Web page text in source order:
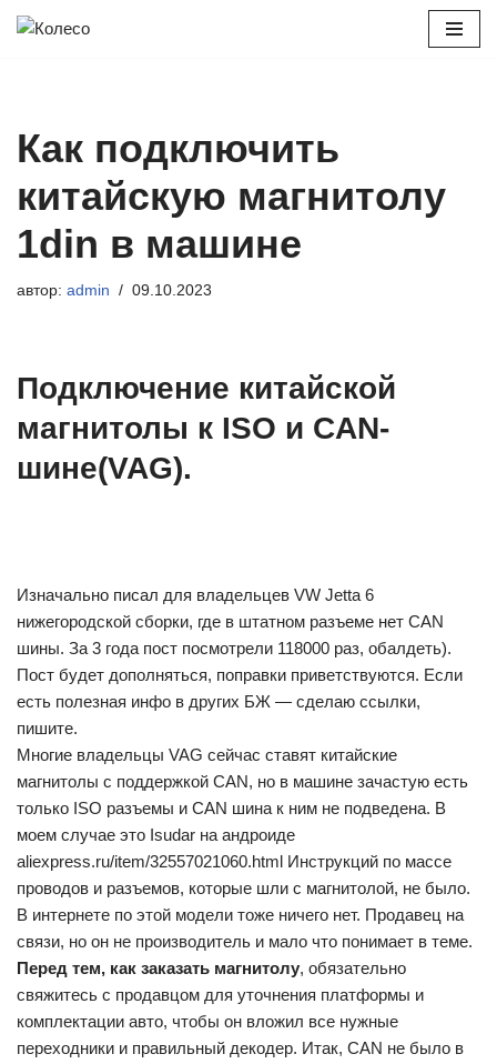
Как подключить
китайскую магнитолу
1din в машине
автор: admin 09.10.2023
Подключение китайской
магнитолы к ISO и CAN-
шине(VAG).
Изначально писал для владельцев VW Jetta 6
нижегородской сборки, где в штатном разъеме нет CAN
шины. За 3 года пост посмотрели 118000 раз, обалдеть).
Пост будет дополняться, поправки приветствуются. Если
есть полезная инфо в других БЖ — сделаю ссылки,
пишите.
Многие владельцы VAG сейчас ставят китайские
магнитолы с поддержкой CAN, но в машине зачастую есть
только ISO разъемы и CAN шина к ним не подведена. В
моем случае это Isudar на андроиде
aliexpress.ru/item/32557021060.html Инструкций по массе
проводов и разъемов, которые шли с магнитолой, не было.
В интернете по этой модели тоже ничего нет. Продавец на
связи, но он не производитель и мало что понимает в теме.
Перед тем, как заказать магнитолу, обязательно
свяжитесь с продавцом для уточнения платформы и
комплектации авто, чтобы он вложил все нужные
переходники и правильный декодер. Итак, CAN не было в